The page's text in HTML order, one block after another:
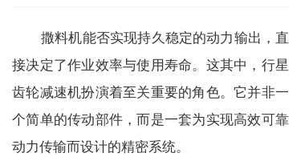
i
o
n
撒料机能否实现持久稳定的动力输出，直
接决定了作业效率与使用寿命。这其中，行星
齿轮减速机扮演着至关重要的角色。它并非一
个简单的传动部件，而是一套为实现高效可靠
动力传输而设计的精密系统。